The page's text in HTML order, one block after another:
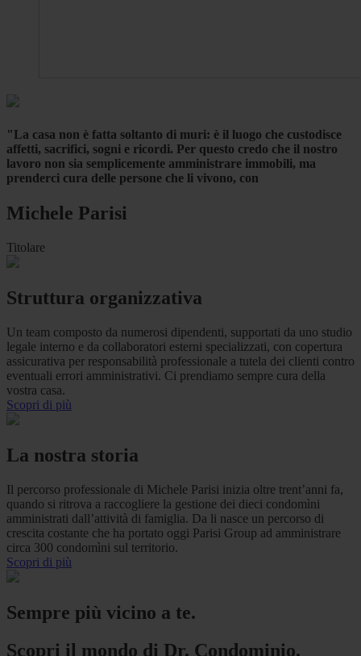
"La casa non è fatta soltanto di muri: è il luogo che custodisce
affetti, sacrifici, sogni e ricordi. Per questo credo che il nostro
lavoro non sia semplicemente amministrare immobili, ma
prenderci cura delle persone che li vivono, con
Michele Parisi
Titolare
Struttura organizzativa
Un team composto da numerosi dipendenti, supportati da uno studio
legale interno e da collaboratori esterni specializzati, con copertura
assicurativa per responsabilità professionale a tutela dei clienti contro
eventuali errori amministrativi. Ci prendiamo sempre cura della
vostra casa.
Scopri di più
La nostra storia
Il percorso professionale di Michele Parisi inizia oltre trent’anni fa,
quando si ritrova a raccogliere la gestione dei dieci condomìni
amministrati dall’attività di famiglia. Da li nasce un percorso di
crescita costante che ha portato oggi Parisi Group ad amministrare
circa 300 condomìni sul territorio.
Scopri di più
Sempre più vicino a te.
Scopri il mondo di Dr. Condominio.